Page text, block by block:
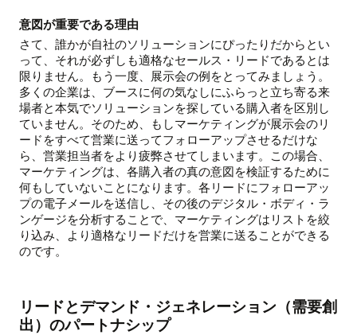
意図が重要である理由
さて、誰かが自社のソリューションにぴったりだからとい
って、それが必ずしも適格なセールス・リードであるとは
限りません。もう一度、展示会の例をとってみましょう。
多くの企業は、ブースに何の気なしにふらっと立ち寄る来
場者と本気でソリューションを探している購入者を区別し
ていません。そのため、もしマーケティングが展示会のリ
ードをすべて営業に送ってフォローアップさせるだけな
ら、営業担当者をより疲弊させてしまいます。この場合、
マーケティングは、各購入者の真の意図を検証するために
何もしていないことになります。各リードにフォローアッ
プの電子メールを送信し、その後のデジタル・ボディ・ラ
ンゲージを分析することで、マーケティングはリストを絞
り込み、より適格なリードだけを営業に送ることができる
のです。
リードとデマンド・ジェネレーション（需要創
出）のパートナシップ